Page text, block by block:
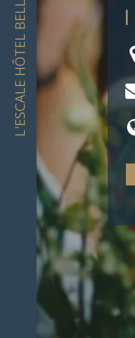
L'ESCALE HÔTEL BELLEVUE